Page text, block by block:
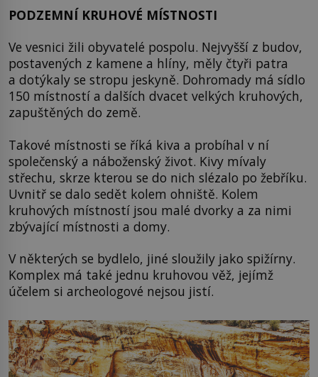
PODZEMNÍ KRUHOVÉ MÍSTNOSTI
Ve vesnici žili obyvatelé pospolu. Nejvyšší z budov,
postavených z kamene a hlíny, měly čtyři patra
a dotýkaly se stropu jeskyně. Dohromady má sídlo
150 místností a dalších dvacet velkých kruhových,
zapuštěných do země.
Takové místnosti se říká kiva a probíhal v ní
společenský a náboženský život. Kivy mívaly
střechu, skrze kterou se do nich slézalo po žebříku.
Uvnitř se dalo sedět kolem ohniště. Kolem
kruhových místností jsou malé dvorky a za nimi
zbývající místnosti a domy.
V některých se bydlelo, jiné sloužily jako spižírny.
Komplex má také jednu kruhovou věž, jejímž
účelem si archeologové nejsou jistí.